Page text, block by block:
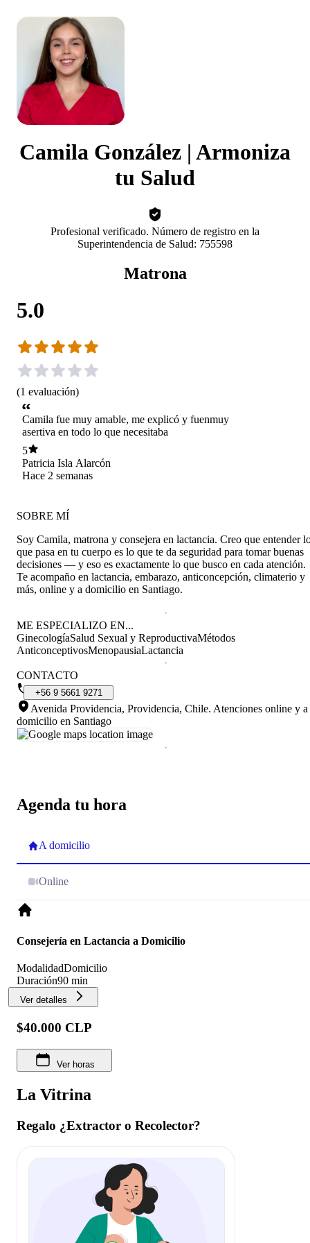
Camila González | Armoniza
tu Salud
Profesional verificado. Número de registro en la
Superintendencia de Salud: 755598
Matrona
5.0
(1 evaluación)
Camila fue muy amable, me explicó y fuenmuy
asertiva en todo lo que necesitaba
5
Patricia Isla Alarcón
Hace 2 semanas
Agenda tu hora
A domicilio
Online
Consejería en Lactancia a Domicilio
ModalidadDomicilio
Duración90 min
Ver detalles
$40.000 CLP
Ver horas
La Vitrina
Regalo ¿Extractor o Recolector?
SOBRE MÍ
Soy Camila, matrona y consejera en lactancia. Creo que entender
que pasa en tu cuerpo es lo que te da seguridad para tomar buenas
decisiones — y eso es exactamente lo que busco en cada atención.
Te acompaño en lactancia, embarazo, anticoncepción, climaterio y
más, online y a domicilio en Santiago.
ME ESPECIALIZO EN...
GinecologíaSalud Sexual y ReproductivaMétodos
AnticonceptivosMenopausiaLactancia
CONTACTO
+56 9 5661 9271
Avenida Providencia, Providencia, Chile. Atenciones online y a
domicilio en Santiago